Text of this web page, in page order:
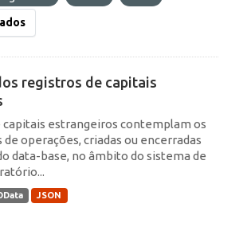
registros de capitais
capitais estrangeiros contemplam os
operações, criadas ou encerradas
data-base, no âmbito do sistema de
JSON